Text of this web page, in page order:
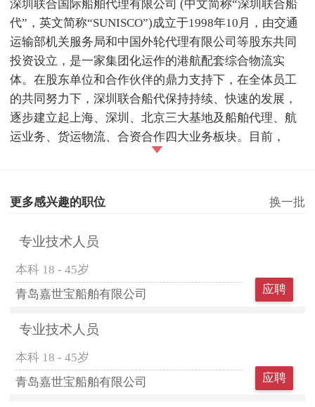
深圳联合国际船舶代理有限公司 (中文简称“深圳联合船
代”，英文简称“SUNISCO”)成立于1998年10月，由交通
运输部机关服务局和中国外轮代理有限公司等股东共同
投资设立，是一家集团化运作的港航配套综合物流实
体。在股东单位和合作伙伴的鼎力支持下，在全体员工
的共同努力下，深圳联合船代保持持续、快速的发展，
逐步建立起上海、深圳、北京三大基地及船舶代理、航
运业务、货运物流、合资合作四大业务板块。目前，
更多感兴趣的职位 换一批
专业技术人员
本科 18 - 45岁
青岛嘉世宝船舶有限公司
应聘
专业技术人员
本科 18 - 45岁
青岛嘉世宝船舶有限公司
应聘